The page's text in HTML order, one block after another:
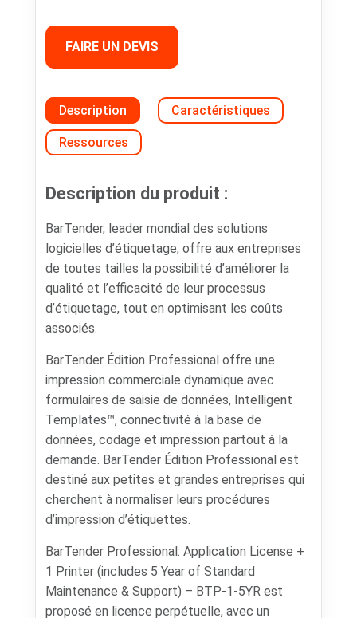
FAIRE UN DEVIS
Description Caractéristiques
Ressources
Description du produit :
BarTender, leader mondial des solutions
logicielles d’étiquetage, offre aux entreprises
de toutes tailles la possibilité d’améliorer la
qualité et l’efficacité de leur processus
d’étiquetage, tout en optimisant les coûts
associés.
BarTender Édition Professional offre une
impression commerciale dynamique avec
formulaires de saisie de données, Intelligent
Templates™, connectivité à la base de
données, codage et impression partout à la
demande. BarTender Édition Professional est
destiné aux petites et grandes entreprises qui
cherchent à normaliser leurs procédures
d’impression d’étiquettes.
BarTender Professional: Application License +
1 Printer (includes 5 Year of Standard
Maintenance & Support) – BTP-1-5YR est
proposé en licence perpétuelle, avec un